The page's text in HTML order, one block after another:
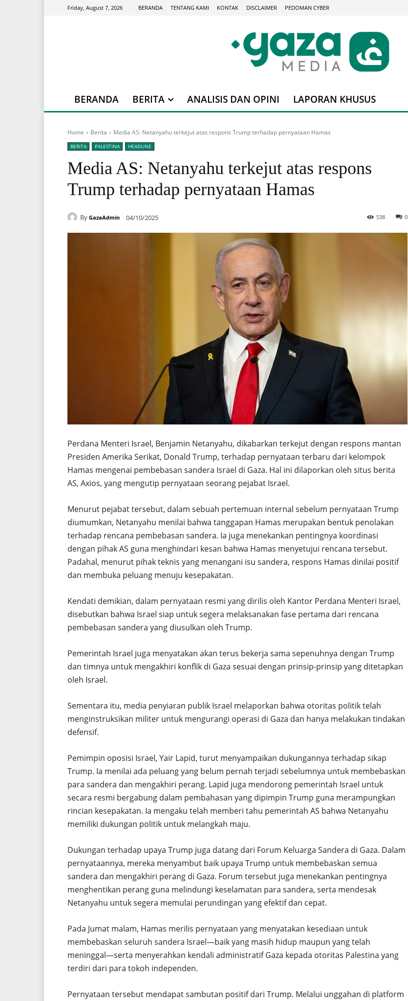
Friday, August 7, 2026 BERANDA TENTANG KAMI KONTAK DISCLAIMER PEDOMAN CYBER
BERANDA BERITA ANALISIS DAN OPINI LAPORAN KHUSUS
Home Berita Media AS: Netanyahu terkejut atas respons Trump terhadap pernyataan Hamas
BERITA PALESTINA HEADLINE
Media AS: Netanyahu terkejut atas respons
Trump terhadap pernyataan Hamas
By GazaAdmin 04/10/2025 0
538
Perdana Menteri Israel, Benjamin Netanyahu, dikabarkan terkejut dengan respons mantan
Presiden Amerika Serikat, Donald Trump, terhadap pernyataan terbaru dari kelompok
Hamas mengenai pembebasan sandera Israel di Gaza. Hal ini dilaporkan oleh situs berita
AS, Axios, yang mengutip pernyataan seorang pejabat Israel.
Menurut pejabat tersebut, dalam sebuah pertemuan internal sebelum pernyataan Trump
diumumkan, Netanyahu menilai bahwa tanggapan Hamas merupakan bentuk penolakan
terhadap rencana pembebasan sandera. Ia juga menekankan pentingnya koordinasi
dengan pihak AS guna menghindari kesan bahwa Hamas menyetujui rencana tersebut.
Padahal, menurut pihak teknis yang menangani isu sandera, respons Hamas dinilai positif
dan membuka peluang menuju kesepakatan.
Kendati demikian, dalam pernyataan resmi yang dirilis oleh Kantor Perdana Menteri Israel,
disebutkan bahwa Israel siap untuk segera melaksanakan fase pertama dari rencana
pembebasan sandera yang diusulkan oleh Trump.
Pemerintah Israel juga menyatakan akan terus bekerja sama sepenuhnya dengan Trump
dan timnya untuk mengakhiri konflik di Gaza sesuai dengan prinsip-prinsip yang ditetapkan
oleh Israel.
Sementara itu, media penyiaran publik Israel melaporkan bahwa otoritas politik telah
menginstruksikan militer untuk mengurangi operasi di Gaza dan hanya melakukan tindakan
defensif.
Pemimpin oposisi Israel, Yair Lapid, turut menyampaikan dukungannya terhadap sikap
Trump. Ia menilai ada peluang yang belum pernah terjadi sebelumnya untuk membebaskan
para sandera dan mengakhiri perang. Lapid juga mendorong pemerintah Israel untuk
secara resmi bergabung dalam pembahasan yang dipimpin Trump guna merampungkan
rincian kesepakatan. Ia mengaku telah memberi tahu pemerintah AS bahwa Netanyahu
memiliki dukungan politik untuk melangkah maju.
Dukungan terhadap upaya Trump juga datang dari Forum Keluarga Sandera di Gaza. Dalam
pernyataannya, mereka menyambut baik upaya Trump untuk membebaskan semua
sandera dan mengakhiri perang di Gaza. Forum tersebut juga menekankan pentingnya
menghentikan perang guna melindungi keselamatan para sandera, serta mendesak
Netanyahu untuk segera memulai perundingan yang efektif dan cepat.
Pada Jumat malam, Hamas merilis pernyataan yang menyatakan kesediaan untuk
membebaskan seluruh sandera Israel—baik yang masih hidup maupun yang telah
meninggal—serta menyerahkan kendali administratif Gaza kepada otoritas Palestina yang
terdiri dari para tokoh independen.
Pernyataan tersebut mendapat sambutan positif dari Trump. Melalui unggahan di platform